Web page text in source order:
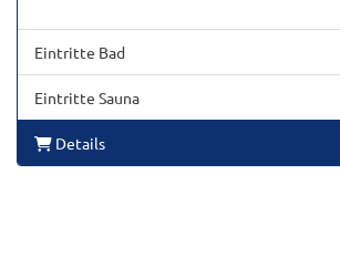
Eintritte Bad
Eintritte Sauna
Details